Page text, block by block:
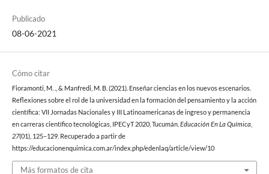
Publicado
08-06-2021
Cómo citar
Fioramonti, M. ., & Manfredi, M. B. (2021). Enseñar ciencias en los nuevos escenarios.
Reflexiones sobre el rol de la universidad en la formación del pensamiento y la acción
científica: VII Jornadas Nacionales y III Latinoamericanas de ingreso y permanencia
en carreras científico tecnológicas, IPECyT 2020, Tucumán. Educación En La Química
27(01), 125–129. Recuperado a partir de
https://educacionenquimica.com.ar/index.php/edenlaq/article/view/10
Más formatos de cita